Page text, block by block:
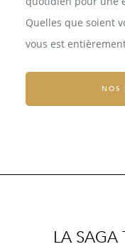
Quelles que soient
vous est
NOS
LA SAGA